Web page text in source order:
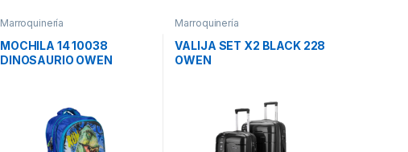
Marroquinería
MOCHILA 14 10038
DINOSAURIO OWEN
Marroquinería
VALIJA SET X2 BLACK 228
OWEN